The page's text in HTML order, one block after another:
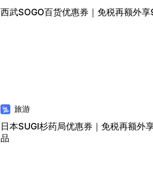
西武SOGO百货优惠券｜免税再额外
旅游
日本SUGI杉药局优惠券｜免税再额外
品